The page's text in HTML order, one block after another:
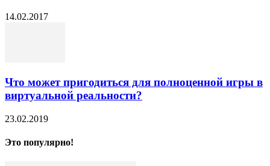
14.02.2017
Что может пригодиться для полноценной игры в
виртуальной реальности?
23.02.2019
Это популярно!